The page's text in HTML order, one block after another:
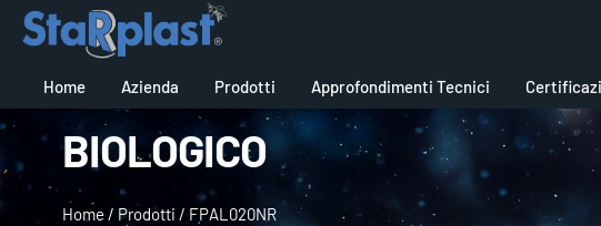
Home Azienda Prodotti Approfondimenti Tecnici
BIOLOGICO
Home / Prodotti / FPAL020NR